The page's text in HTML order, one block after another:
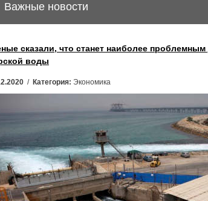
Важные новости
сказали, что станет наиболее
воды
/ Категория: Экономика